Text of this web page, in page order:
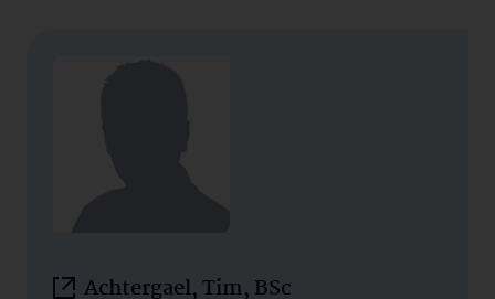
Achtergael, Tim, BSc